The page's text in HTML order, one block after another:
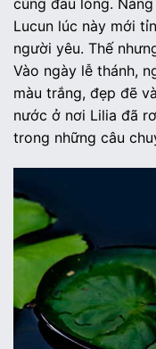
Lucun lúc này mới
người yêu. Thế
Vào ngày lễ thánh,
màu trắng, đẹp đẽ
nước ở nơi Lilia đã
trong những câu